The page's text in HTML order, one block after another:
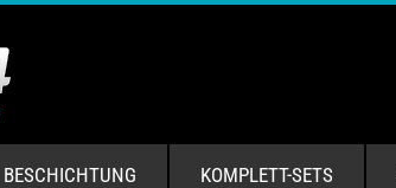
BESCHICHTUNG KOMPLETT-SETS